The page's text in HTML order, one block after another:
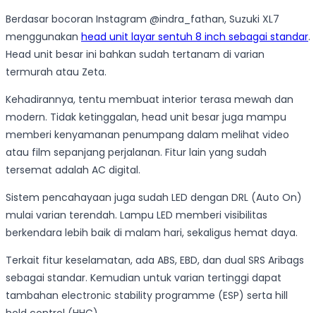
Berdasar bocoran Instagram @indra_fathan, Suzuki XL7
menggunakan head unit layar sentuh 8 inch sebagai standar.
Head unit besar ini bahkan sudah tertanam di varian
termurah atau Zeta.
Kehadirannya, tentu membuat interior terasa mewah dan
modern. Tidak ketinggalan, head unit besar juga mampu
memberi kenyamanan penumpang dalam melihat video
atau film sepanjang perjalanan. Fitur lain yang sudah
tersemat adalah AC digital.
Sistem pencahayaan juga sudah LED dengan DRL (Auto On)
mulai varian terendah. Lampu LED memberi visibilitas
berkendara lebih baik di malam hari, sekaligus hemat daya.
Terkait fitur keselamatan, ada ABS, EBD, dan dual SRS Aribags
sebagai standar. Kemudian untuk varian tertinggi dapat
tambahan electronic stability programme (ESP) serta hill